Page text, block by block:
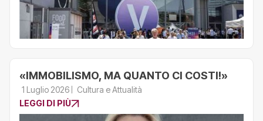
«IMMOBILISMO, MA QUANTO CI COSTI!»
1 Luglio 2026
Cultura e Attualità
LEGGI DI PIÙ